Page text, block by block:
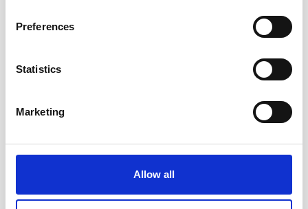
Preferences
Statistics
Marketing
Allow all